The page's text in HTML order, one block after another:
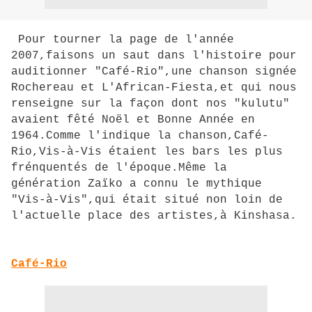
Pour tourner la page de l'année
2007,faisons un saut dans l'histoire pour
auditionner "Café-Rio",une chanson signée
Rochereau et L'African-Fiesta,et qui nous
renseigne sur la façon dont nos "kulutu"
avaient fêté Noël et Bonne Année en
1964.Comme l'indique la chanson,Café-
Rio,Vis-à-Vis étaient les bars les plus
frénquentés de l'époque.Même la
génération Zaïko a connu le mythique
"Vis-à-Vis",qui était situé non loin de
l'actuelle place des artistes,à Kinshasa.
Café-Rio